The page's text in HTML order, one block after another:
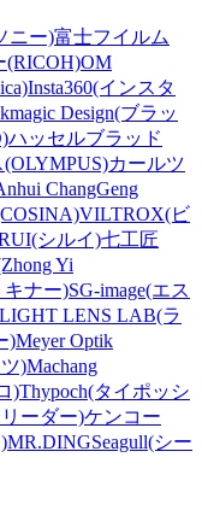
ニー)富士フイルム
(RICOH)OM
Insta360(インスタ
Design(ブラッ
ハッセルブラッド
カールツ
ChangGeng
VILTROX(ビ
シルイ)七工匠
Yi
ナー)SG-image(エス
LIGHT LENS LAB(ラ
)Meyer Optik
)Machang
)Thypoch(タイポッシ
ーダー)ケンコー
MR.DINGSeagull(シー